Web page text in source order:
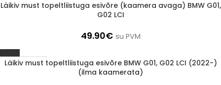
1-3 D.D.
Läikiv must topeltliistuga esivõre (kaamera avaga) BMW G01,
G02 LCI
49.90€ su PVM
1-3 D.D.
Läikiv must topeltliistuga esivõre BMW G01, G02 LCI (2022-)
(ilma kaamerata)